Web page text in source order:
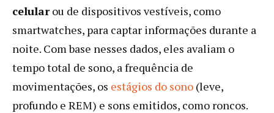
celularou de dispositivos vestíveis, como
smartwatches, para captar informações durante a
noite. Com base nesses dados, eles avaliam o
tempo total de sono, a frequência de
movimentações, os estágios do sono (leve,
profundo e REM) e sons emitidos, como roncos.